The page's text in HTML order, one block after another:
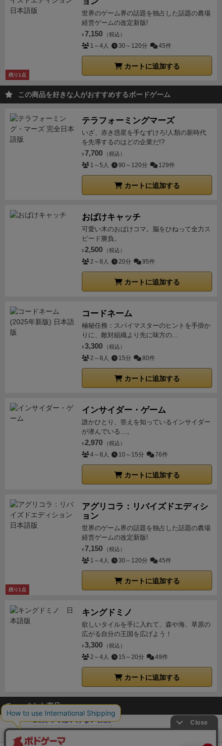
残り1点
世界のゲーム界の話題を独占した話題の農場
経営ゲームの改定新版!
¥ 7,150 （税込）
1～4人 30～120分 45件
カートに追加する
この商品を好きな人がおすすめするボードゲーム
テラフォーミングマーズ
いざ、赤き惑星を手なずけろ!人類の新時代
を先導するのはどの企業だ!?
¥ 7,700 （税込）
1～5人 90～120分 129件
カートに追加する
おばけキャッチ
可愛い木のおばけコマ。脳をひねって全力ス
ピード勝負。
¥ 2,500 （税込）
2～8人 20分 95件
カートに追加する
コードネーム
極秘任務：スパイマスターのヒントを手掛か
りに、敵対組織より先に味方の...
¥ 3,300 （税込）
2～8人 15分 80件
カートに追加する
インサイダー・ゲーム
誰かひとり、答えを知っているインサイダー
が潜んでいる…。
¥ 2,970 （税込）
4～8人 10～15分 76件
カートに追加する
残り1点
アグリコラ：リバイズドエディシ
ョン
世界のゲーム界の話題を独占した話題の農場
経営ゲームの改定新版!
¥ 7,150 （税込）
1～4人 30～120分 45件
カートに追加する
キングドミノ
欲しいタイルを手に入れて、森や海、草原の
広がる自分の王国を広げよう！
¥ 3,300 （税込）
2～4人 15～20分 49件
カートに追加する
チェックした商品